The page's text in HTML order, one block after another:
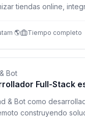
tiendas online,
🌎 Tiempo completo
Bot
Full-Stack
& Bot como
construyendo